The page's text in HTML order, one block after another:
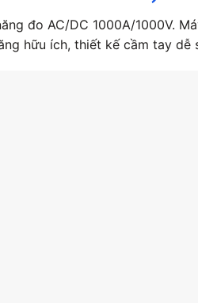
đo AC/DC 1000A/1000V.
hữu ích, thiết kế cầm tay dễ